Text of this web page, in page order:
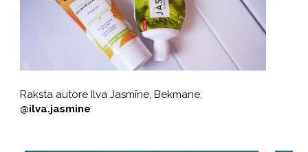
Raksta autore Ilva Jasmīne, Bekmane,
@ilva.jasmine